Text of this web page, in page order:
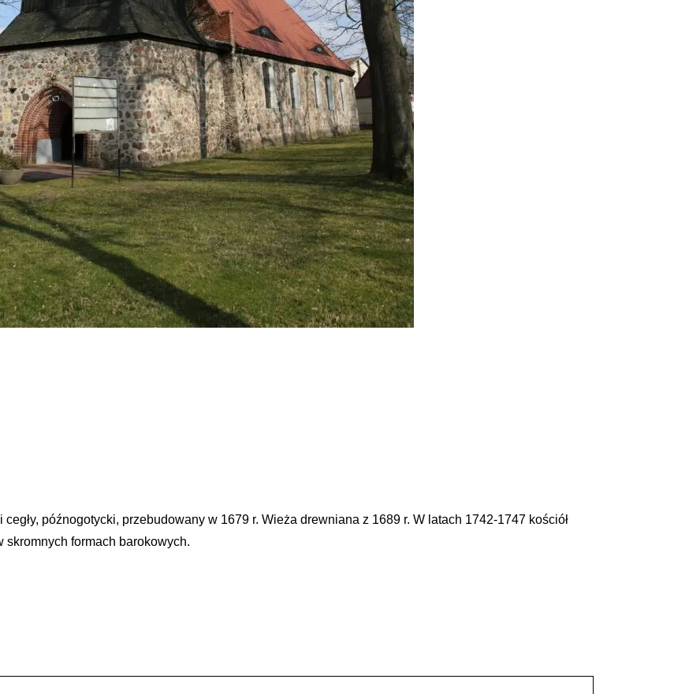
późnogotycki, przebudowany w 1679 r. Wieża drewniana z 1689 r. W latach 1742-1747 kościół
skromnych formach barokowych.